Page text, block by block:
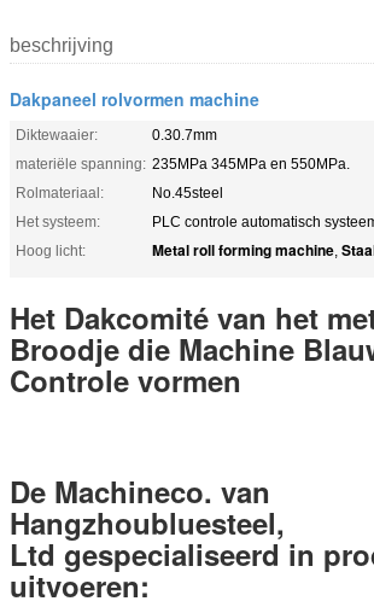
beschrijving
Dakpaneel rolvormen machine
Diktewaaier:
0.30.7mm
materiële spanning: 235MPa 345MPa en 550MPa.
Rolmateriaal:
No.45steel
Het systeem:
PLC controle automatisch
Hoog licht:
Metal roll forming machine,
Het Dakcomité van het
Broodje die Machine
Controle vormen
De Machineco. van
Hangzhoubluesteel,
Ltd gespecialiseerd in
uitvoeren: